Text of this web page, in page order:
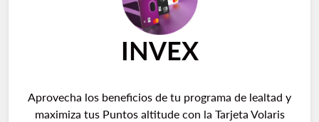
INVEX
Aprovecha los beneficios de tu programa de lealtad y
maximiza tus Puntos altitude con la Tarjeta Volaris